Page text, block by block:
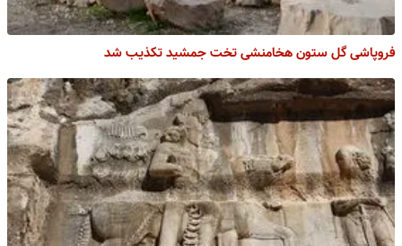
فروپاشی گل ستون هخامنشی تخت جمشید تکذیب شد